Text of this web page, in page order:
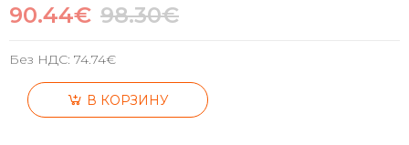
90.44€ 98.30€
Без НДС: 74.74€
В КОРЗИНУ